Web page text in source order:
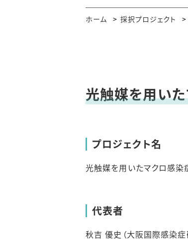
OMU・
議
Mulco
ホーム 採択プロジェクト
光触媒を用い
プロジェクト名
光触媒を用いたマクロ感
代表者
秋吉 優史（大阪国際感染